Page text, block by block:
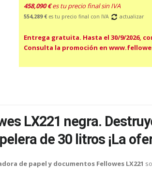
458,090 € es tu precio final sin IVA
554,289 € es tu precio final con IVA actualizar
Entrega gratuita. Hasta el 30/9/2026,
Consulta la promoción en
LX221 negra.
de 30 litros ¡La
de papel y documentos Fellowes LX221